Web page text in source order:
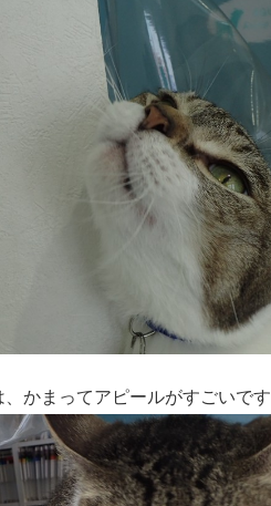
かまってアピールがすごいです